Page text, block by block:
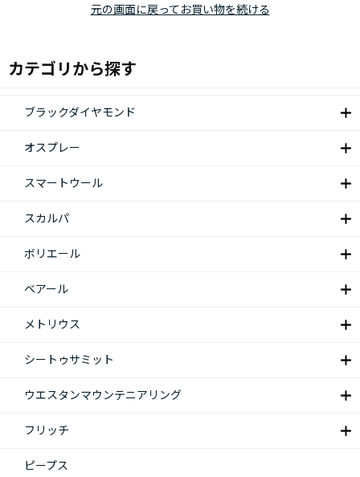
元の画面に戻ってお買い物を続ける
カテゴリから探す
ブラックダイヤモンド
オスプレー
スマートウール
スカルパ
ボリエール
ベアール
メトリウス
シートゥサミット
ウエスタンマウンテニアリング
フリッチ
ピープス